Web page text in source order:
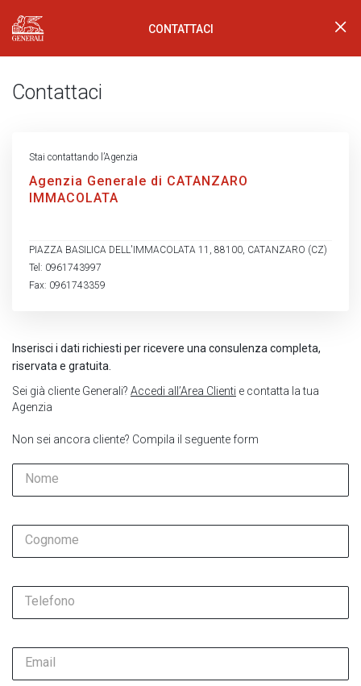
Generali Logo CONTATTACI
Contattaci
Inserisci i dati richiesti per ricevere una consulenza completa,
riservata e gratuita.
Sei già cliente Generali? Accedi all’Area Clienti e contatta la tua
Agenzia
Non sei ancora cliente? Compila il seguente form
Nome
Cognome
Telefono
Email
Stai contattando l’Agenzia
Agenzia Generale di CATANZARO
IMMACOLATA
PIAZZA BASILICA DELL'IMMACOLATA 11, 88100, CATANZARO (CZ)
Tel: 0961743997
Fax: 0961743359